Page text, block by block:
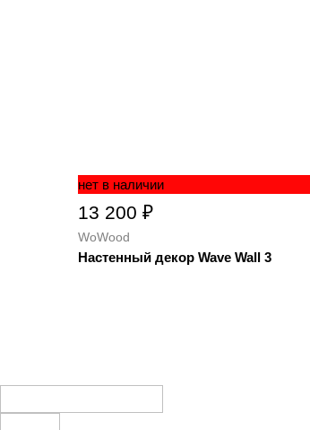
нет в наличии
13 200 ₽
WoWood
Настенный декор Wave Wall 3